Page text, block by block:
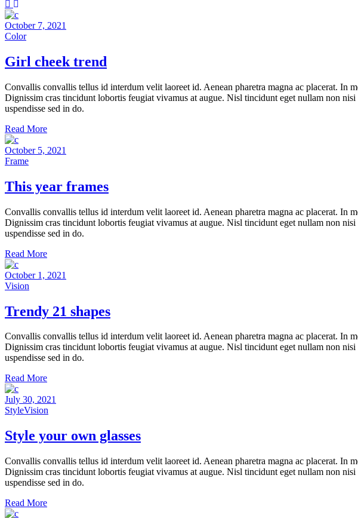
October 7, 2021
Color
Girl cheek trend
Convallis convallis tellus id interdum velit laoreet id. Aenean pharetra magna ac placerat. In
Dignissim cras tincidunt lobortis feugiat vivamus at augue. Nisl tincidunt eget nullam non
uspendisse sed in do.
Read More
October 5, 2021
Frame
This year frames
Convallis convallis tellus id interdum velit laoreet id. Aenean pharetra magna ac placerat. In
Dignissim cras tincidunt lobortis feugiat vivamus at augue. Nisl tincidunt eget nullam non
uspendisse sed in do.
Read More
October 1, 2021
Vision
Trendy 21 shapes
Convallis convallis tellus id interdum velit laoreet id. Aenean pharetra magna ac placerat. In
Dignissim cras tincidunt lobortis feugiat vivamus at augue. Nisl tincidunt eget nullam non
uspendisse sed in do.
Read More
July 30, 2021
StyleVision
Style your own glasses
Convallis convallis tellus id interdum velit laoreet id. Aenean pharetra magna ac placerat. In
Dignissim cras tincidunt lobortis feugiat vivamus at augue. Nisl tincidunt eget nullam non
uspendisse sed in do.
Read More